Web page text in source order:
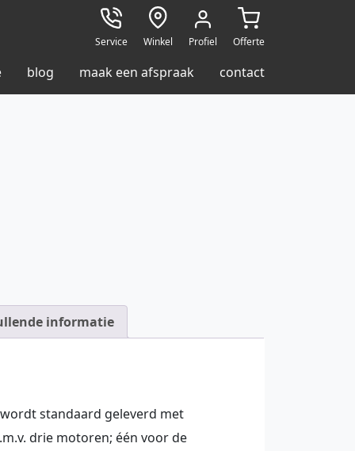
Service Winkel Profiel Offerte
blog maak een afspraak contact
informatie
standaard geleverd met
drie motoren; één voor de